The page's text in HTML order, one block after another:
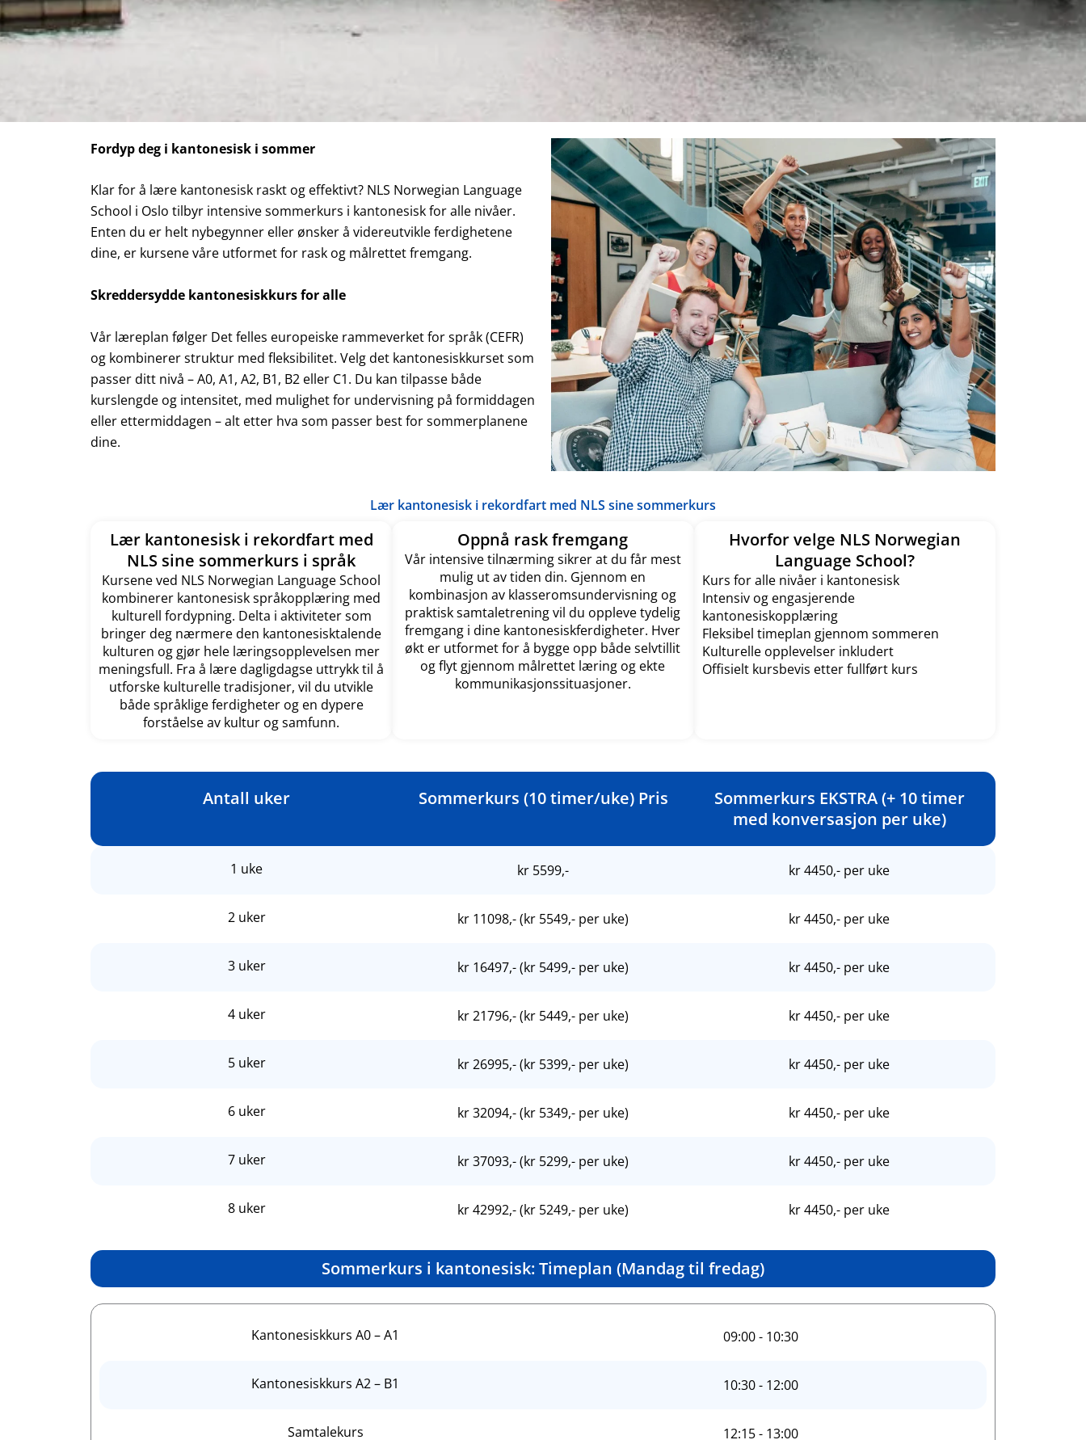
Fordyp deg i kantonesisk i sommer
Klar for å lære kantonesisk raskt og effektivt? NLS Norwegian Language
School i Oslo tilbyr intensive sommerkurs i kantonesisk for alle nivåer.
Enten du er helt nybegynner eller ønsker å videreutvikle ferdighetene
dine, er kursene våre utformet for rask og målrettet fremgang.
Skreddersydde kantonesiskkurs for alle
Vår læreplan følger Det felles europeiske rammeverket for språk (CEFR)
og kombinerer struktur med fleksibilitet. Velg det kantonesiskkurset som
passer ditt nivå – A0, A1, A2, B1, B2 eller C1. Du kan tilpasse både
kurslengde og intensitet, med mulighet for undervisning på formiddagen
eller ettermiddagen – alt etter hva som passer best for sommerplanene
dine.
Lær kantonesisk i rekordfart med NLS sine sommerkurs
Lær kantonesisk i rekordfart med
NLS sine sommerkurs i språk
Kursene ved NLS Norwegian Language School
kombinerer kantonesisk språkopplæring med
kulturell fordypning. Delta i aktiviteter som
bringer deg nærmere den kantonesisktalende
kulturen og gjør hele læringsopplevelsen mer
meningsfull. Fra å lære dagligdagse uttrykk til å
utforske kulturelle tradisjoner, vil du utvikle
både språklige ferdigheter og en dypere
forståelse av kultur og samfunn.
Oppnå rask fremgang
Vår intensive tilnærming sikrer at du får mest
mulig ut av tiden din. Gjennom en
kombinasjon av klasseromsundervisning og
praktisk samtaletrening vil du oppleve tydelig
fremgang i dine kantonesiskferdigheter. Hver
økt er utformet for å bygge opp både selvtillit
og flyt gjennom målrettet læring og ekte
kommunikasjonssituasjoner.
Hvorfor velge NLS Norwegian
Language School?
Kurs for alle nivåer i kantonesisk
Intensiv og engasjerende
kantonesiskopplæring
Fleksibel timeplan gjennom sommeren
Kulturelle opplevelser inkludert
Offisielt kursbevis etter fullført kurs
Antall uker Sommerkurs (10 timer/uke) Pris
Sommerkurs EKSTRA (+ 10 timer
med konversasjon per uke)
1 uke kr 5599,- kr 4450,- per uke
2 uker kr 11098,- (kr 5549,- per uke) kr 4450,- per uke
3 uker kr 16497,- (kr 5499,- per uke) kr 4450,- per uke
4 uker kr 21796,- (kr 5449,- per uke) kr 4450,- per uke
5 uker kr 26995,- (kr 5399,- per uke) kr 4450,- per uke
6 uker kr 32094,- (kr 5349,- per uke) kr 4450,- per uke
7 uker kr 37093,- (kr 5299,- per uke) kr 4450,- per uke
8 uker kr 42992,- (kr 5249,- per uke) kr 4450,- per uke
Sommerkurs i kantonesisk: Timeplan (Mandag til fredag)
Kantonesiskkurs A0 – A1 09:00 - 10:30
Kantonesiskkurs A2 – B1 10:30 - 12:00
Samtalekurs 12:15 - 13:00